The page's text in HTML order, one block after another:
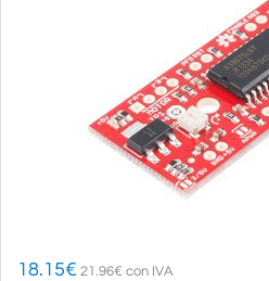
18.15€ 21.96€ con IVA